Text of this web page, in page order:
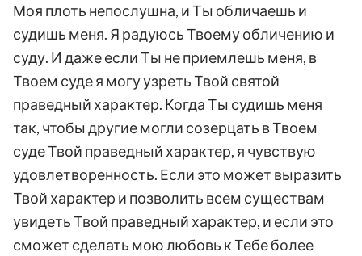
Моя плоть непослушна, и Ты обличаешь и
судишь меня. Я радуюсь Твоему обличению и
суду. И даже если Ты не приемлешь меня, в
Твоем суде я могу узреть Твой святой
праведный характер. Когда Ты судишь меня
так, чтобы другие могли созерцать в Твоем
суде Твой праведный характер, я чувствую
удовлетворенность. Если это может выразить
Твой характер и позволить всем существам
увидеть Твой праведный характер, и если это
сможет сделать мою любовь к Тебе более